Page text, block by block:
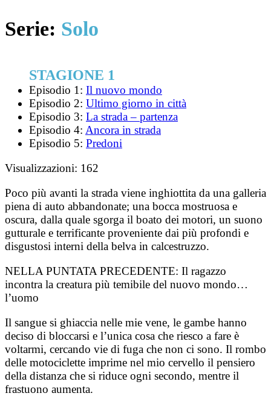
Serie: Solo
STAGIONE 1
Episodio 1: Il nuovo mondo
Episodio 2: Ultimo giorno in città
Episodio 3: La strada – partenza
Episodio 4: Ancora in strada
Episodio 5: Predoni
Visualizzazioni: 162
Poco più avanti la strada viene inghiottita da una galleria
piena di auto abbandonate; una bocca mostruosa e
oscura, dalla quale sgorga il boato dei motori, un suono
gutturale e terrificante proveniente dai più profondi e
disgustosi interni della belva in calcestruzzo.
NELLA PUNTATA PRECEDENTE: Il ragazzo
incontra la creatura più temibile del nuovo mondo…
l’uomo
Il sangue si ghiaccia nelle mie vene, le gambe hanno
deciso di bloccarsi e l’unica cosa che riesco a fare è
voltarmi, cercando vie di fuga che non ci sono. Il rombo
delle motociclette imprime nel mio cervello il pensiero
della distanza che si riduce ogni secondo, mentre il
frastuono aumenta.